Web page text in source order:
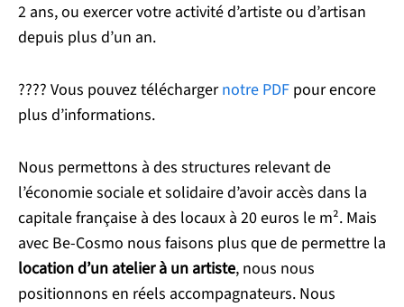
2 ans, ou exercer votre activité d’artiste ou d’artisan
depuis plus d’un an.
???? Vous pouvez téléchargernotre PDFpour encore
plus d’informations.
Nous permettons à des structures relevant de
l’économie sociale et solidaire d’avoir accès dans la
capitale française à des locaux à 20 euros le m². Mais
avec Be-Cosmo nous faisons plus que de permettre la
location d’un atelier à un artiste, nous nous
positionnons en réels accompagnateurs. Nous